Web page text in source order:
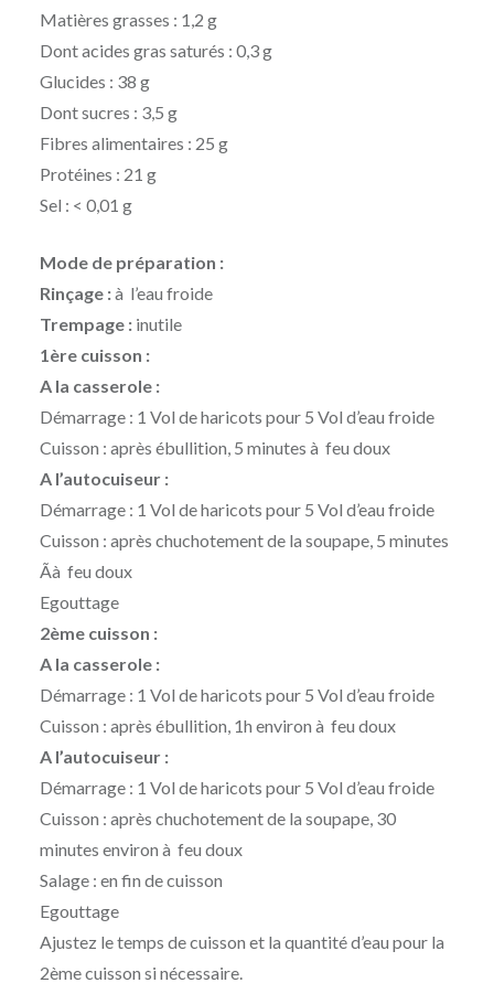
Matières grasses : 1,2 g
Dont acides gras saturés : 0,3 g
Glucides : 38 g
Dont sucres : 3,5 g
Fibres alimentaires : 25 g
Protéines : 21 g
Sel : < 0,01 g
Mode de préparation :
Rinçage :à l’eau froide
Trempage :inutile
1ère cuisson :
A la casserole :
Démarrage : 1 Vol de haricots pour 5 Vol d’eau froide
Cuisson : après ébullition, 5 minutes à feu doux
A l’autocuiseur :
Démarrage : 1 Vol de haricots pour 5 Vol d’eau froide
Cuisson : après chuchotement de la soupape, 5 minutes
Ãà feu doux
Egouttage
2ème cuisson :
A la casserole :
Démarrage : 1 Vol de haricots pour 5 Vol d’eau froide
Cuisson : après ébullition, 1h environ à feu doux
A l’autocuiseur :
Démarrage : 1 Vol de haricots pour 5 Vol d’eau froide
Cuisson : après chuchotement de la soupape, 30
minutes environ à feu doux
Salage : en fin de cuisson
Egouttage
Ajustez le temps de cuisson et la quantité d’eau pour la
2ème cuisson si nécessaire.